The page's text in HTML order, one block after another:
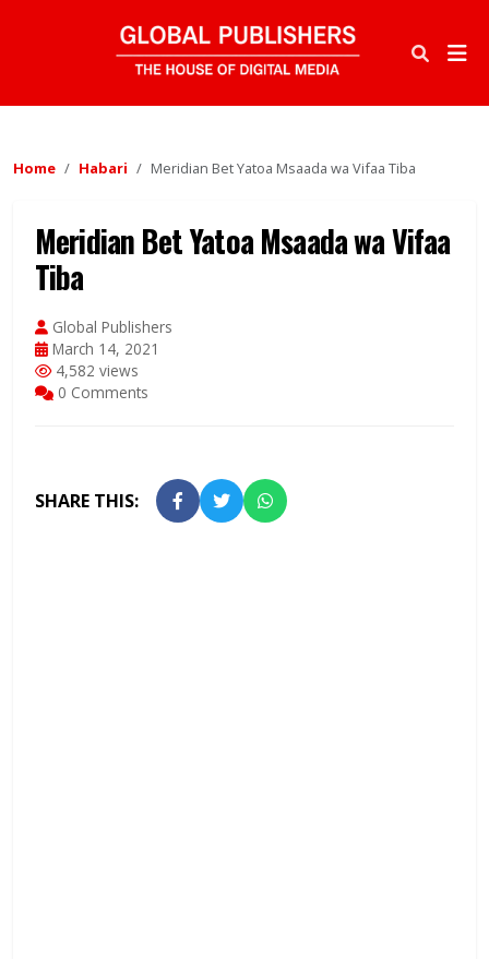
Home Habari Meridian Bet Yatoa Msaada wa Vifaa Tiba
Meridian Bet Yatoa Msaada wa Vifaa
Tiba
Global Publishers
March 14, 2021
4,582 views
0 Comments
SHARE THIS: